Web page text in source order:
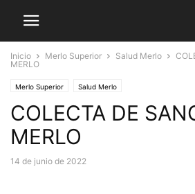
Inicio Merlo Superior Salud Merlo
MERLO
Merlo Superior Salud Merlo
COLECTA DE
MERLO
14 de junio de 2022